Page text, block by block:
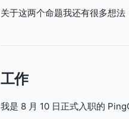
关于这两个命题我还有很多想法
工作
我是 8 月 10 日正式入职的